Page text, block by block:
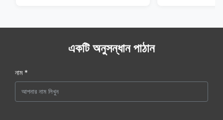
একটি অনুসন্ধান পাঠান
নাম *